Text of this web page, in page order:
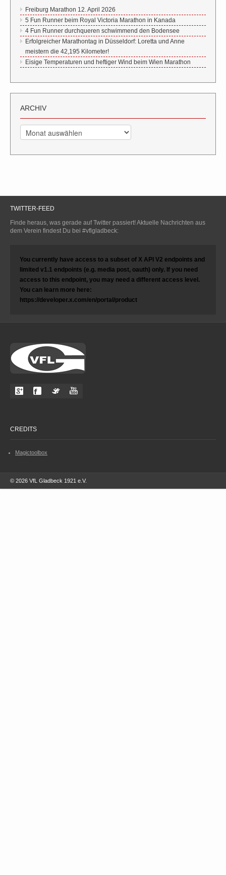
Freiburg Marathon 12. April 2026
5 Fun Runner beim Royal Victoria Marathon in Kanada
4 Fun Runner durchqueren schwimmend den Bodensee
Erfolgreicher Marathontag in Düsseldorf: Loretta und Anne
meistern die 42,195 Kilometer!
Eisige Temperaturen und heftiger Wind beim Wien Marathon
ARCHIV
Archiv
TWITTER-FEED
Finde heraus, was gerade auf Twitter passiert! Aktuelle Nachrichten aus
dem Verein findest Du bei #vflgladbeck:
You currently have access to a subset of X API V2 endpoints and
limited v1.1 endpoints (e.g. media post, oauth) only. If you need
access to this endpoint, you may need a different access level.
You can learn more here:
https://developer.x.com/en/portal/product
CREDITS
Magictoolbox
© 2026 VfL Gladbeck 1921 e.V.